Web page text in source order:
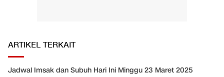
ARTIKEL TERKAIT
Jadwal Imsak dan Subuh Hari Ini Minggu 23 Maret 2025